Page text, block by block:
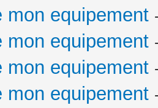
mon equipement
mon equipement
mon equipement
mon equipement